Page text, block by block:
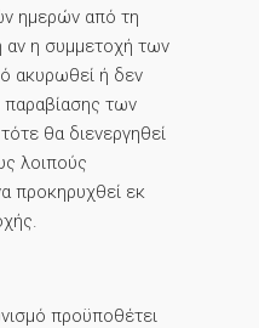
ημερών από τη
αν η συμμετοχή των
ακυρωθεί ή δεν
των
θα διενεργηθεί
λοιπούς
προκηρυχθεί εκ
προϋποθέτει